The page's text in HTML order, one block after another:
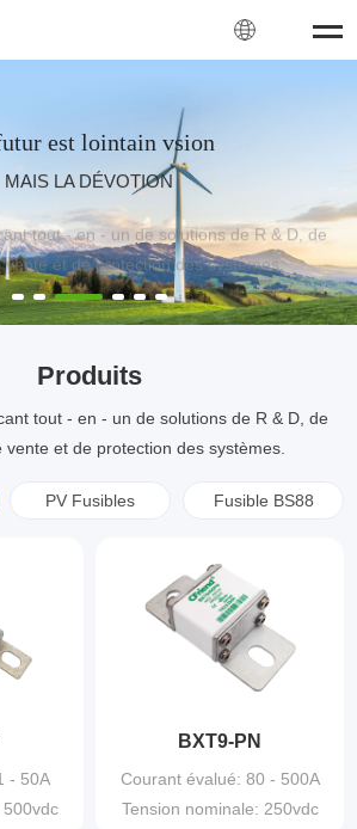
est lointain vsion
MAIS LA DÉVOTION
tout - en - un de solutions de R & D, de
vente et de protection des systèmes.
Produits
tout - en - un de solutions de R & D, de
vente et de protection des systèmes.
PV Fusibles Fusible BS88
- 50A
BXT9-PN
Courant évalué: 80 - 500A
Tension nominale: 250vdc